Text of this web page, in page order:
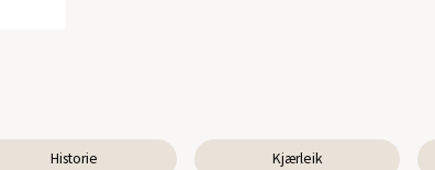
Historie Kjærleik